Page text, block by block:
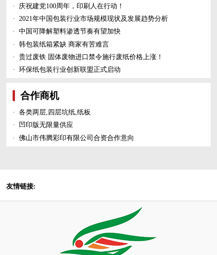
·
庆祝建党100周年，印刷人在行动！
·
2021年中国包装行业市场规模现状及发展趋势分析
·
中国可降解塑料渗透节奏有望加快
·
韩包装纸箱紧缺 商家有苦难言
·
贵过废铁 固体废物进口禁令施行废纸价格上涨！
·
环保纸包装行业创新联盟正式启动
合作商机
·
各类两层,四层坑纸,纸板
·
凹印版无限量供应
·
佛山市伟腾彩印有限公司合资合作意向
友情链接: